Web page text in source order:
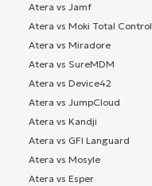
Atera vs Jamf
Atera vs Moki Total Control
Atera vs Miradore
Atera vs SureMDM
Atera vs Device42
Atera vs JumpCloud
Atera vs Kandji
Atera vs GFI Languard
Atera vs Mosyle
Atera vs Esper